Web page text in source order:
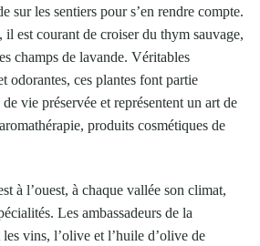
sur les sentiers pour s’en rendre compte.
est courant de croiser du thym sauvage,
champs de lavande. Véritables
odorantes, ces plantes font partie
vie préservée et représentent un art de
produits cosmétiques de
à l’ouest, à chaque vallée son climat,
Les ambassadeurs de la
vins, l’olive et l’huile d’olive de